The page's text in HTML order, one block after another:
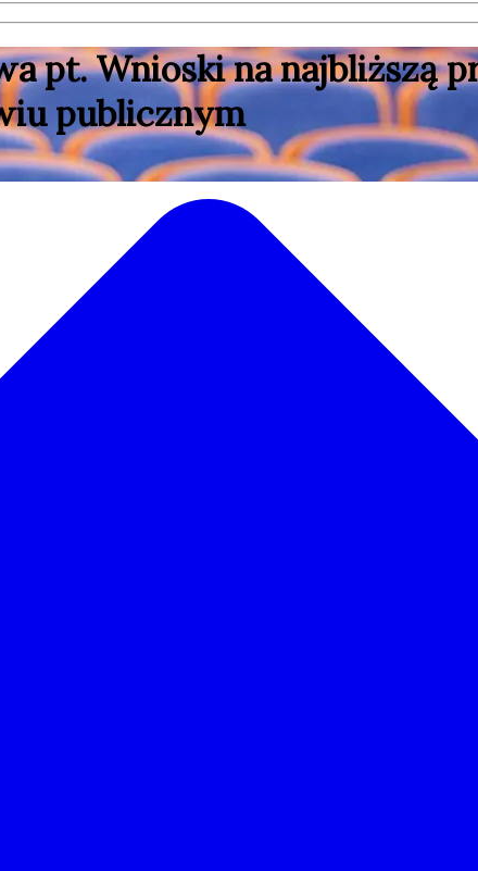
pt. Wnioski na najbliższą
publicznym